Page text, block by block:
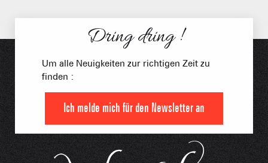
Dring dring !
Um alle Neuigkeiten zur richtigen Zeit zu
finden :
Ich melde mich für den Newsletter an